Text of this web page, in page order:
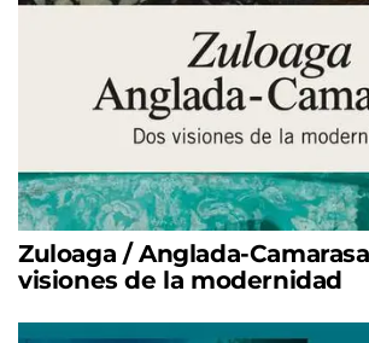
Zuloaga / Anglada-
visiones de la modernidad